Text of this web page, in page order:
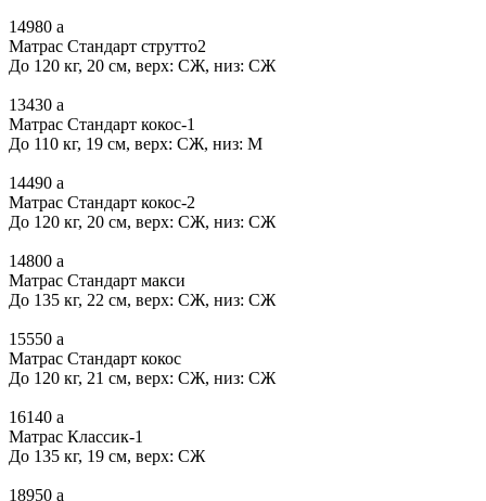
14980 a
Матрас Стандарт струтто2
До 120 кг, 20 см, верх: СЖ, низ: СЖ
13430 a
Матрас Стандарт кокос-1
До 110 кг, 19 см, верх: СЖ, низ: М
14490 a
Матрас Стандарт кокос-2
До 120 кг, 20 см, верх: СЖ, низ: СЖ
14800 a
Матрас Стандарт макси
До 135 кг, 22 см, верх: СЖ, низ: СЖ
15550 a
Матрас Стандарт кокос
До 120 кг, 21 см, верх: СЖ, низ: СЖ
16140 a
Матрас Классик-1
До 135 кг, 19 см, верх: СЖ
18950 a